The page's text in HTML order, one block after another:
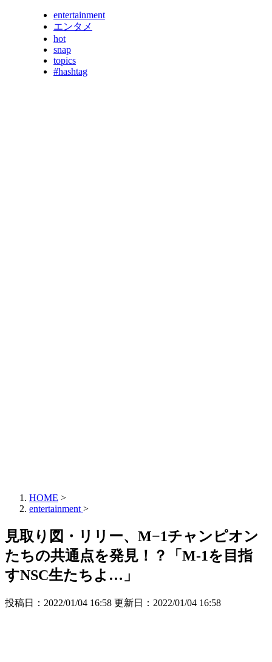
entertainment
エンタメ
hot
snap
topics
#hashtag
HOME >
entertainment >
見取り図・リリー、M−1チャンピオン
たちの共通点を発見！？「M-1を目指
すNSC生たちよ…」
投稿日：2022/01/04 16:58 更新日： 2022/01/04 16:58